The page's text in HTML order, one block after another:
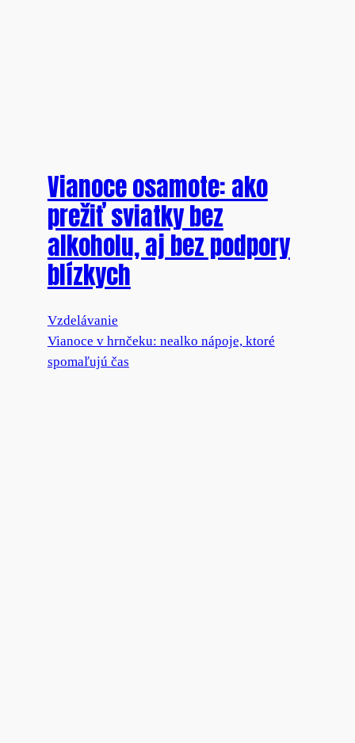
Vianoce osamote: ako
prežiť sviatky bez
alkoholu, aj bez podpory
blízkych
Vzdelávanie
Vianoce v hrnčeku: nealko nápoje, ktoré
spomaľujú čas